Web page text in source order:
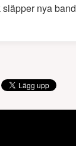
nya band